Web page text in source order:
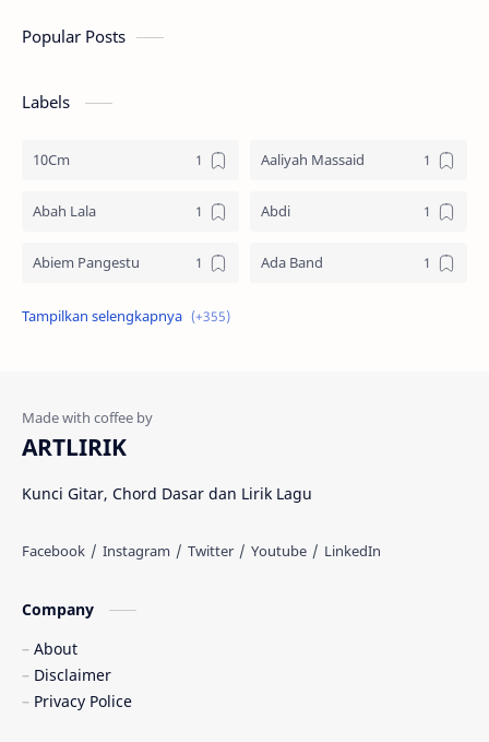
Popular Posts
Labels
10Cm Aaliyah Massaid
Abah Lala Abdi
Abiem Pangestu Ada Band
Ade La Muhu
Afgan
Ami Rahmi
Anak Kompleks
ARTLIRIK
Kunci Gitar, Chord Dasar dan Lirik Lagu
Company
About
Disclaimer
Privacy Police